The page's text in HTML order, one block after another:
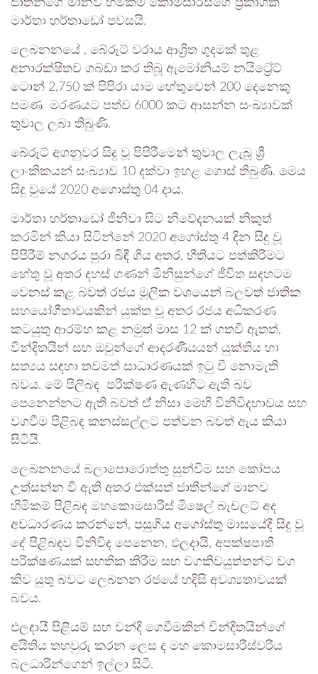
ජාතීන්ගේ මානව හිමිකම් කොමසාරිස්ගේ ප්‍රකාශක
මාර්තා හර්තාඩෝ පවසයි.
ලෙබනනයේ , බේරූට් වරාය ආශ්‍රිත ගුදමක් තුළ
අනාරක්ෂිතව ගබඩා කර තිබූ ඇමෝනියම් නයිට්‍රේට්
ටොන් 2,750 ක් පිපිරා යාම හේතුවෙන් 200 දෙනෙකු
පමණ මරණයට පත්ව 6000 කට ආසන්න සංඛ්‍යාවක්
තුවාල ලබා තිබුණි.
බේරූට් අගනුවර සිදු වූ පිපිරීමෙන් තුවාල ලැබූ ශ්‍රී
ලාංකිකයන් සංඛ්‍යාව 10 දක්වා ඉහළ ගොස් තිබුණි. මෙය
සිදු වුයේ 2020 අගොස්තු 04 දාය.
මාර්තා හර්තාඩෝ ජීනිවා සිට නිවේදනයක් නිකුත්
කරමින් කියා සිටින්නේ 2020 අගෝස්තු 4 දින සිදු වූ
පිපිරීම් නගරය පුරා බිඳී ගිය අතර, භීතියට පත්කිරීමට
හේතු වූ අතර දහස් ගණන් මිනිසුන්ගේ ජීවිත සදහටම
වෙනස් කළ බවත් රජය මූලික වශයෙන් බලවත් ජාතික
සහයෝගීතාවයකින් යුක්ත වූ අතර රජය අධිකරණ
කටයුතු ආරම්භ කළ නමුත් මාස 12 ක් ගතවී ඇතත්,
වින්දිතයින් සහ ඔවුන්ගේ ආදරණීයයන් යුක්තිය හා
සත්‍යය සඳහා තවමත් සාධාරණයක් ඉටු වී නොමැති
බවය. මේ පිලිබඳ පරික්ෂණ ඇණහිට ඇති බව
පෙනෙන්නට ඇති බවත් ඒ් නිසා මෙහි විනිවිදභාවය සහ
වගවීම පිළිබඳ කනස්සල්ලට පත්වන බවත් ඇය කියා
සිටියි.
ලෙබනනයේ බලාපොරොත්තු සුන්වීම සහ කෝපය
උත්සන්න වී ඇති අතර එක්සත් ජාතීන්ගේ මානව
හිමිකම් පිළිබඳ මහකොමසාරිස් මිෂෙල් බැචලට් අද
අවධාරණය කරන්නේ, පසුගිය අගෝස්තු මාසයේදී සිදු වූ
දේ පිළිබඳව විනිවිද පෙනෙන, ඵලදායි, අපක්ෂපාතී
පරීක්ෂණයක් සහතික කිරීම සහ වගකිවයුත්තන්ට වග
කිව යුතු බවට ලෙබනන රජයේ හදිසි අවශ්‍යතාවයක්
බවය.
ඵලදායී පිළියම් සහ වන්දි ගෙවීමකින් වින්දිතයින්ගේ
අයිතිය තහවුරු කරන ලෙස ද මහ කොමසාරිස්වරිය
බලධාරීන්ගෙන් ඉල්ලා සිටී.